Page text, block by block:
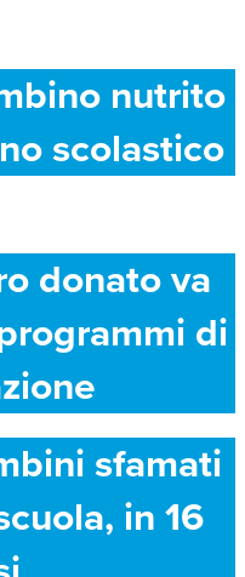
nutrito
scolastico
donato va
di
sfamati
in 16